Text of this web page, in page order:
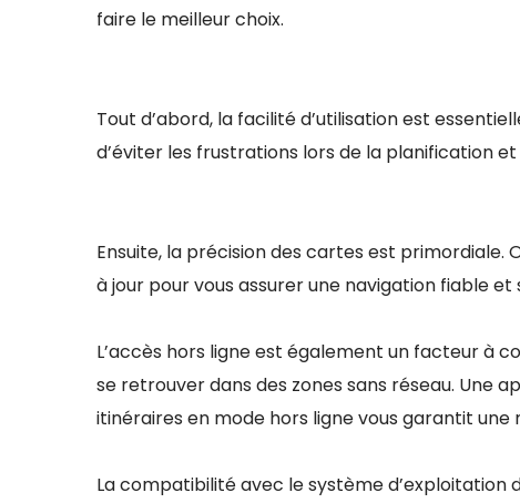
faire le meilleur choix.
Tout d’abord, la facilité d’utilisation est
d’éviter les frustrations lors de la planification
Ensuite, la précision des cartes est
à jour pour vous assurer une navigation fiable et
L’accès hors ligne est également un facteur à
se retrouver dans des zones sans réseau.
itinéraires en mode hors ligne vous garantit une
La compatibilité avec le système